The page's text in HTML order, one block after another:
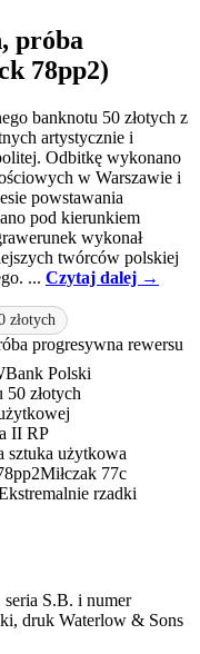
próba
78pp2)
banknotu 50 złotych z
artystycznie i
Odbitkę wykonano
w Warszawie i
powstawania
pod kierunkiem
wykonał
twórców polskiej
... Czytaj dalej →
złotych
progresywna rewersu
Bank Polski
złotych
II RP
sztuka użytkowa
Miłczak 77c
rzadki